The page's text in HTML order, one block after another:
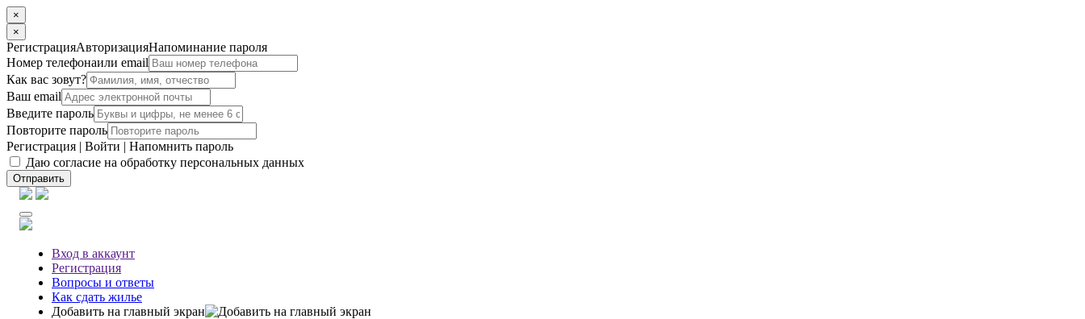
×
×
РегистрацияАвторизацияНапоминание пароля
Номер телефонаили email
Как вас зовут?
Ваш email
Введите пароль
Повторите пароль
Регистрация | Войти | Напомнить пароль
Даю согласие на обработку персональных данных
Отправить
Вход в аккаунт
Регистрация
Вопросы и ответы
Как сдать жилье
Добавить на главный экран